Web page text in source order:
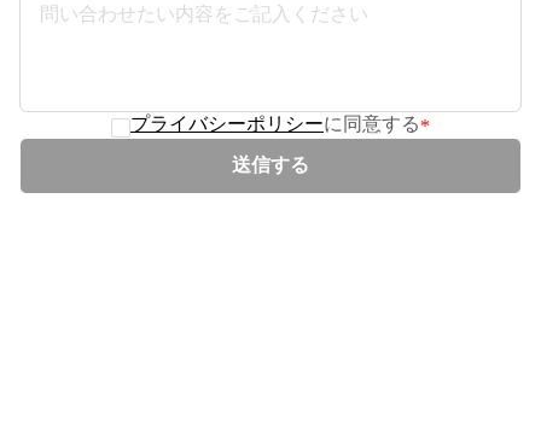
プライバシーポリシーに同意する*
送信する